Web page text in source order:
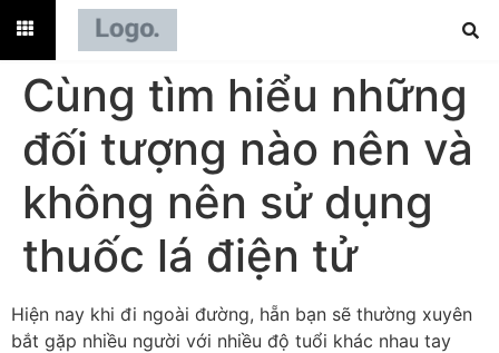
Cùng tìm hiểu những
đối tượng nào nên và
không nên sử dụng
thuốc lá điện tử
Hiện nay khi đi ngoài đường, hẵn bạn sẽ thường xuyên
bắt gặp nhiều người với nhiều độ tuổi khác nhau tay